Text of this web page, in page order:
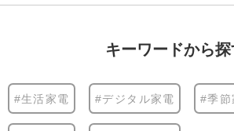
キーワードから
#生活家電 #デジタル家電 #季節